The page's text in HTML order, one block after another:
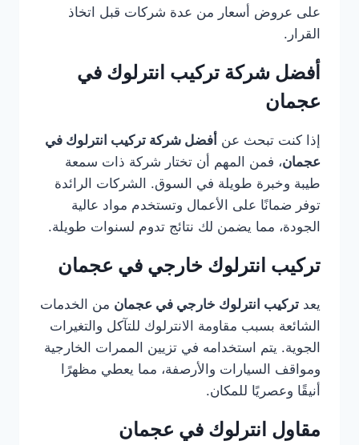
على عروض أسعار من عدة شركات قبل اتخاذ
القرار.
أفضل شركة تركيب انترلوك في
عجمان
إذا كنت تبحث عن أفضل شركة تركيب انترلوك في
عجمان، فمن المهم أن تختار شركة ذات سمعة
طيبة وخبرة طويلة في السوق. الشركات الرائدة
توفر ضمانًا على الأعمال وتستخدم مواد عالية
الجودة، مما يضمن لك نتائج تدوم لسنوات طويلة.
تركيب انترلوك خارجي في عجمان
يعد تركيب انترلوك خارجي في عجمان من الخدمات
الشائعة بسبب مقاومة الانترلوك للتآكل والتغيرات
الجوية. يتم استخدامه في تزيين الممرات الخارجية
ومواقف السيارات والأرصفة، مما يعطي مظهرًا
أنيقًا وعصريًا للمكان.
مقاول انترلوك في عجمان